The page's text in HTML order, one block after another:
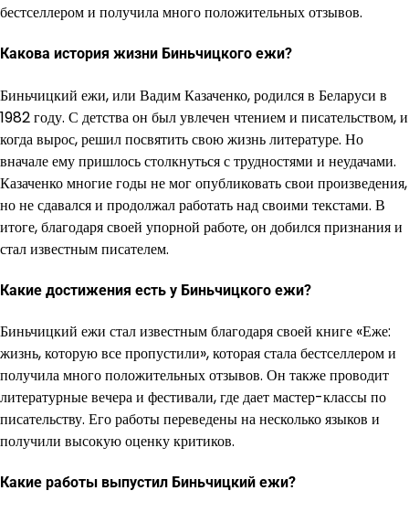
бестселлером и получила много положительных отзывов.
Какова история жизни Биньчицкого ежи?
Биньчицкий ежи, или Вадим Казаченко, родился в Беларуси в
1982 году. С детства он был увлечен чтением и писательством, и
когда вырос, решил посвятить свою жизнь литературе. Но
вначале ему пришлось столкнуться с трудностями и неудачами.
Казаченко многие годы не мог опубликовать свои произведения,
но не сдавался и продолжал работать над своими текстами. В
итоге, благодаря своей упорной работе, он добился признания и
стал известным писателем.
Какие достижения есть у Биньчицкого ежи?
Биньчицкий ежи стал известным благодаря своей книге «Еже:
жизнь, которую все пропустили», которая стала бестселлером и
получила много положительных отзывов. Он также проводит
литературные вечера и фестивали, где дает мастер-классы по
писательству. Его работы переведены на несколько языков и
получили высокую оценку критиков.
Какие работы выпустил Биньчицкий ежи?